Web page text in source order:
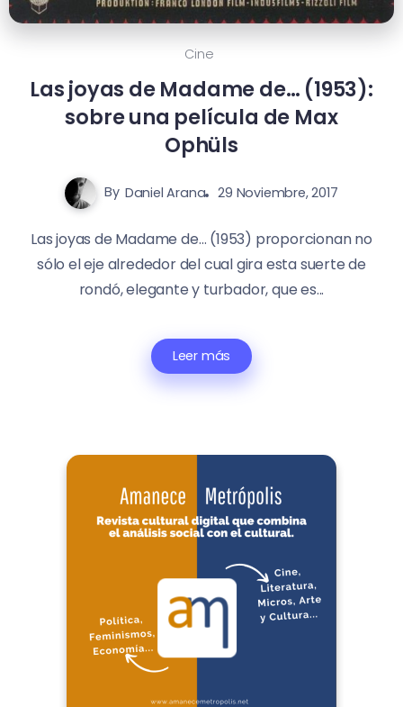
Cine
Las joyas de Madame de… (1953):
sobre una película de Max
Ophüls
By Daniel Arana 29 Noviembre, 2017
Las joyas de Madame de… (1953) proporcionan no
sólo el eje alrededor del cual gira esta suerte de
rondó, elegante y turbador, que es...
Leer más